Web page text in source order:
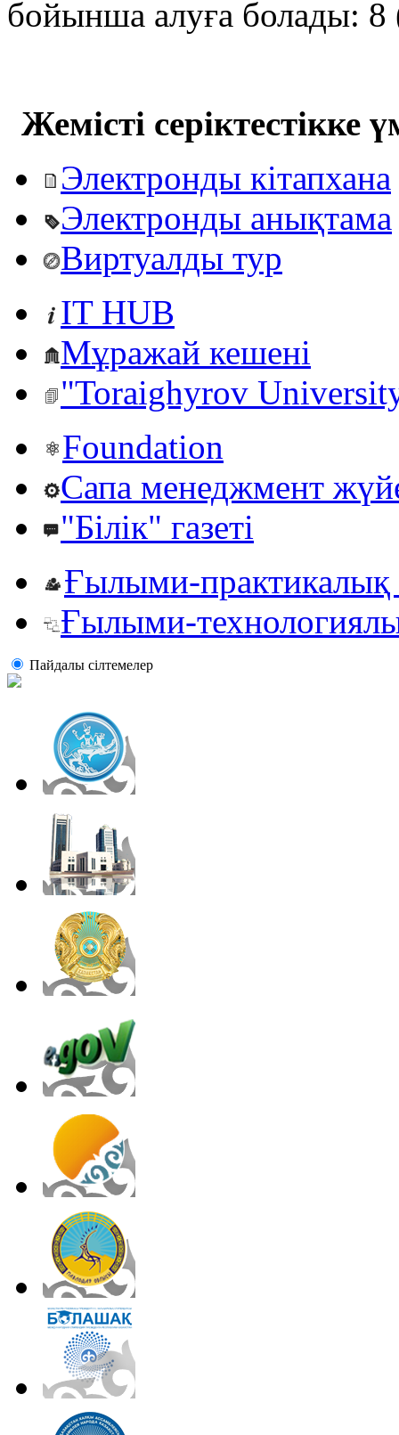
бойынша алуға болады: 8
Жемісті серіктестікке
Электронды кітапхана
Электронды анықтама
Виртуалды тур
IT HUB
Мұражай кешені
"Toraighyrov
Foundation
Сапа менеджмент
"Білік" газеті
Ғылыми-практикалық
Ғылыми-
Пайдалы сiлтемелер